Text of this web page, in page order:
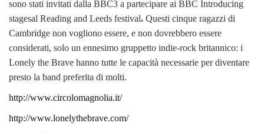
sono stati invitati dalla BBC3 a partecipare ai BBC Introducing
stagesal Reading and Leeds festival. Questi cinque ragazzi di
Cambridge non vogliono essere, e non dovrebbero essere
considerati, solo un ennesimo gruppetto indie-rock britannico: i
Lonely the Brave hanno tutte le capacità necessarie per diventare
presto la band preferita di molti.
http://www.circolomagnolia.it/
http://www.lonelythebrave.com/